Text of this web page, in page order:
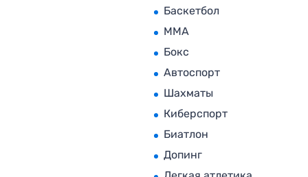
Баскетбол
MMA
Бокс
Автоспорт
Шахматы
Киберспорт
Биатлон
Допинг